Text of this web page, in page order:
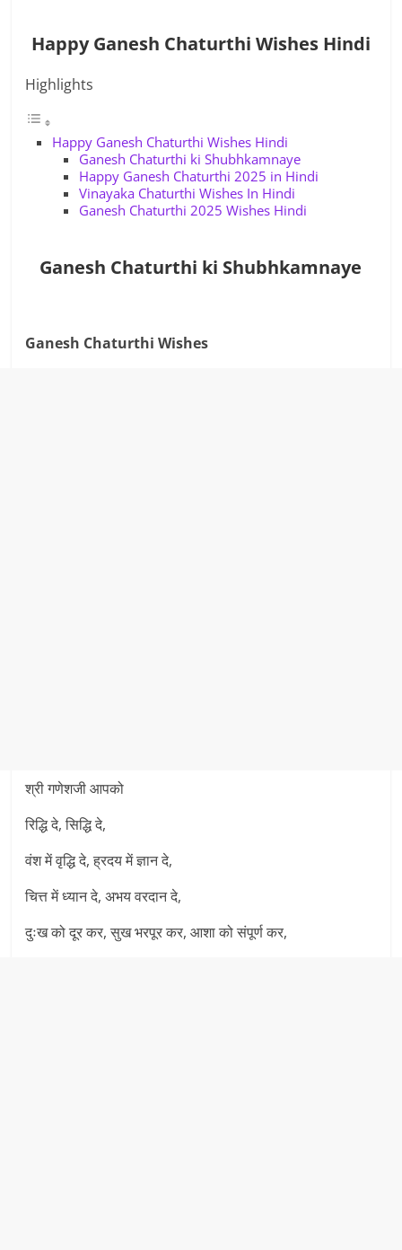
Happy Ganesh Chaturthi Wishes Hindi
Highlights
Happy Ganesh Chaturthi Wishes Hindi
Ganesh Chaturthi ki Shubhkamnaye
Happy Ganesh Chaturthi 2025 in Hindi
Vinayaka Chaturthi Wishes In Hindi
Ganesh Chaturthi 2025 Wishes Hindi
Ganesh Chaturthi ki Shubhkamnaye
Ganesh Chaturthi Wishes
श्री गणेशजी आपको
रिद्धि दे, सिद्धि दे,
वंश में वृद्धि दे, ह्रदय में ज्ञान दे,
चित्त में ध्यान दे, अभय वरदान दे,
दुःख को दूर कर, सुख भरपूर कर, आशा को संपूर्ण कर,